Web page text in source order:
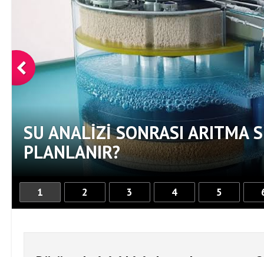
SU ANALIZI SONRASI ARITMA
PLANLANIR?
1 2 3 4 5